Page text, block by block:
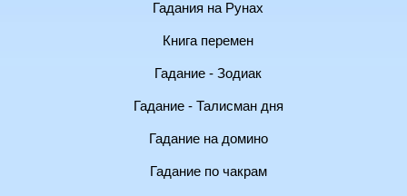
Гадания на Рунах
Книга перемен
Гадание - Зодиак
Гадание - Талисман дня
Гадание на домино
Гадание по чакрам